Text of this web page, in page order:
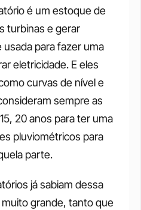
é um estoque de
turbinas e gerar
usada para fazer uma
eletricidade. E eles
curvas de nível e
sempre as
20 anos para ter uma
pluviométricos para
parte.
já sabiam dessa
grande, tanto que